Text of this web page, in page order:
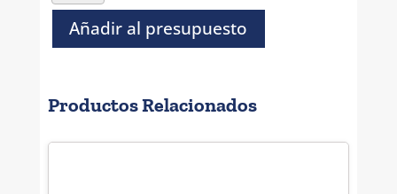
Inoxidable
304
cantidad
Añadir al presupuesto
Productos Relacionados